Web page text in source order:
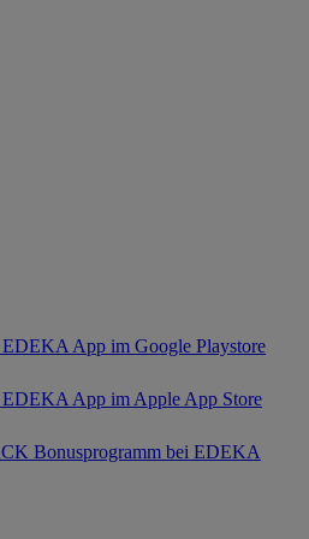
App im Google Playstore
App im Apple App Store
Bonusprogramm bei EDEKA